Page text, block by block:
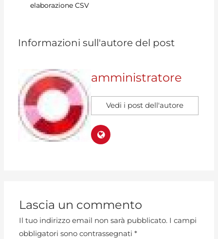
elaborazione CSV
Informazioni sull'autore del post
amministratore
Vedi i post dell'autore
Lascia un commento
Il tuo indirizzo email non sarà pubblicato. I campi
obbligatori sono contrassegnati*